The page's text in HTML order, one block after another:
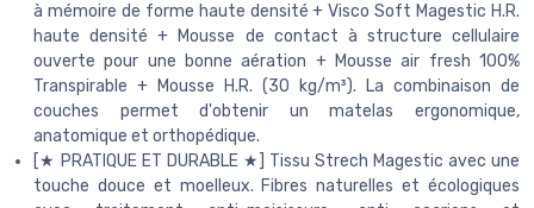
à mémoire de forme haute densité + Visco Soft Magestic H.R.
haute densité + Mousse de contact à structure cellulaire
ouverte pour une bonne aération + Mousse air fresh 100%
Transpirable + Mousse H.R. (30 kg/m³). La combinaison de
couches permet d'obtenir un matelas ergonomique,
anatomique et orthopédique.
[★ PRATIQUE ET DURABLE ★] Tissu Strech Magestic avec une
touche douce et moelleux. Fibres naturelles et écologiques